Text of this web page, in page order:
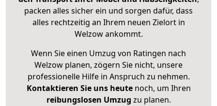
packen alles sicher ein und sorgen dafür, dass
alles rechtzeitig an Ihrem neuen Zielort in
Welzow ankommt.
Wenn Sie einen Umzug von Ratingen nach
Welzow planen, zögern Sie nicht, unsere
professionelle Hilfe in Anspruch zu nehmen.
Kontaktieren Sie uns heutenoch, um Ihren
reibungslosen Umzug zu planen.